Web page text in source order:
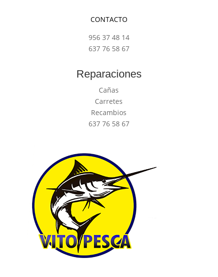
CONTACTO
956 37 48 14
637 76 58 67
Reparaciones
Cañas
Carretes
Recambios
637 76 58 67